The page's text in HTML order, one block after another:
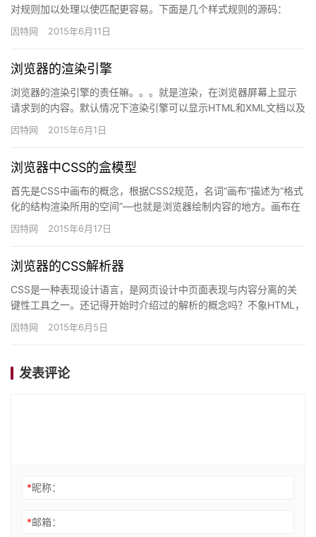
对规则加以处理以使匹配更容易。下面是几个样式规则的源码：
一、 CSS规则，可能在外联样式表也可能在样式元素里面：p {c…
因特网 2015年6月11日
浏览器的渲染引擎
浏览器的渲染引擎的责任嘛。。。就是渲染，在浏览器屏幕上显示
请求到的内容。默认情况下渲染引擎可以显示HTML和XML文档以及
图片。可以通过插件（浏览器扩展）来显示其它类型。一个例子是…
因特网 2015年6月1日
浏览器中CSS的盒模型
首先是CSS中画布的概念，根据CSS2规范，名词“画布”描述为“格式
化的结构渲染所用的空间”—也就是浏览器绘制内容的地方。画布在
空间的每个维度上都是无限的，但浏览器会基…
因特网 2015年6月17日
浏览器的CSS解析器
CSS是一种表现设计语言，是网页设计中页面表现与内容分离的关
键性工具之一。还记得开始时介绍过的解析的概念吗？不象HTML，
CSS是一种上下文无关语法，可以被介绍里所写的某种类型解析…
因特网 2015年6月5日
发表评论
*昵称：
*邮箱：